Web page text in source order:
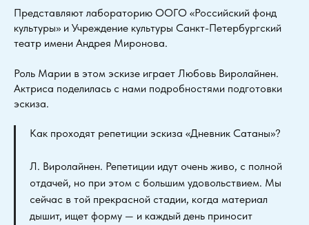
Представляют лабораторию ООГО «Российский фонд
культуры» и Учреждение культуры Санкт-Петербургский
театр имени Андрея Миронова.
Роль Марии в этом эскизе играет Любовь Виролайнен.
Актриса поделилась с нами подробностями подготовки
эскиза.
Как проходят репетиции эскиза «Дневник Сатаны»?
Л. Виролайнен. Репетиции идут очень живо, с полной
отдачей, но при этом с большим удовольствием. Мы
сейчас в той прекрасной стадии, когда материал
дышит, ищет форму — и каждый день приносит